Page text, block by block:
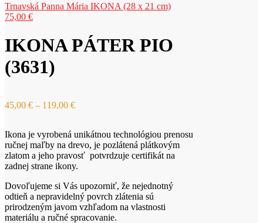
Trnavská Panna Mária IKONA (28 x 21 cm)
75,00 €
IKONA PÁTER PIO
(3631)
45,00 € – 119,00 €Price
through
119,00 €
Ikona je vyrobená unikátnou technológiou prenosu
ručnej maľby na drevo, je pozlátená plátkovým
zlatom a jeho pravosť potvrdzuje certifikát na
zadnej strane ikony.
Dovoľujeme si Vás upozorniť, že nejednotný
odtieň a nepravidelný povrch zlátenia sú
prirodzeným javom vzhľadom na vlastnosti
materiálu a ručné spracovanie.